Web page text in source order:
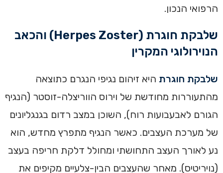
הרפואי הנכון.
שלבקת חוגרת (Herpes Zoster) והכאב
הנוירולוגי המקרין
שלבקת חוגרת היא זיהום נגיפי הנגרם כתוצאה
מהתעוררות מחודשת של וירוס הווריצלה-זוסטר (הנגיף
הגורם לאבעבועות רוח), השוכן במצב רדום בגנגליונים
של מערכת העצבים. כאשר הנגיף מתפרץ מחדש, הוא
נע לאורך העצב התחושתי ומחולל דלקת חריפה בעצב
(נויריטיס). מאחר שהעצבים הבין-צלעיים מקיפים את